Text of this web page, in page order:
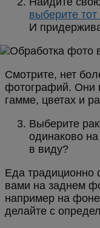
выберите
И
Смотрите, нет
фотографий. Они
гамме, цветах и
Выберите
одинаково
в виду?
Еда традиционно
вами на заднем
например на фоне
делайте с